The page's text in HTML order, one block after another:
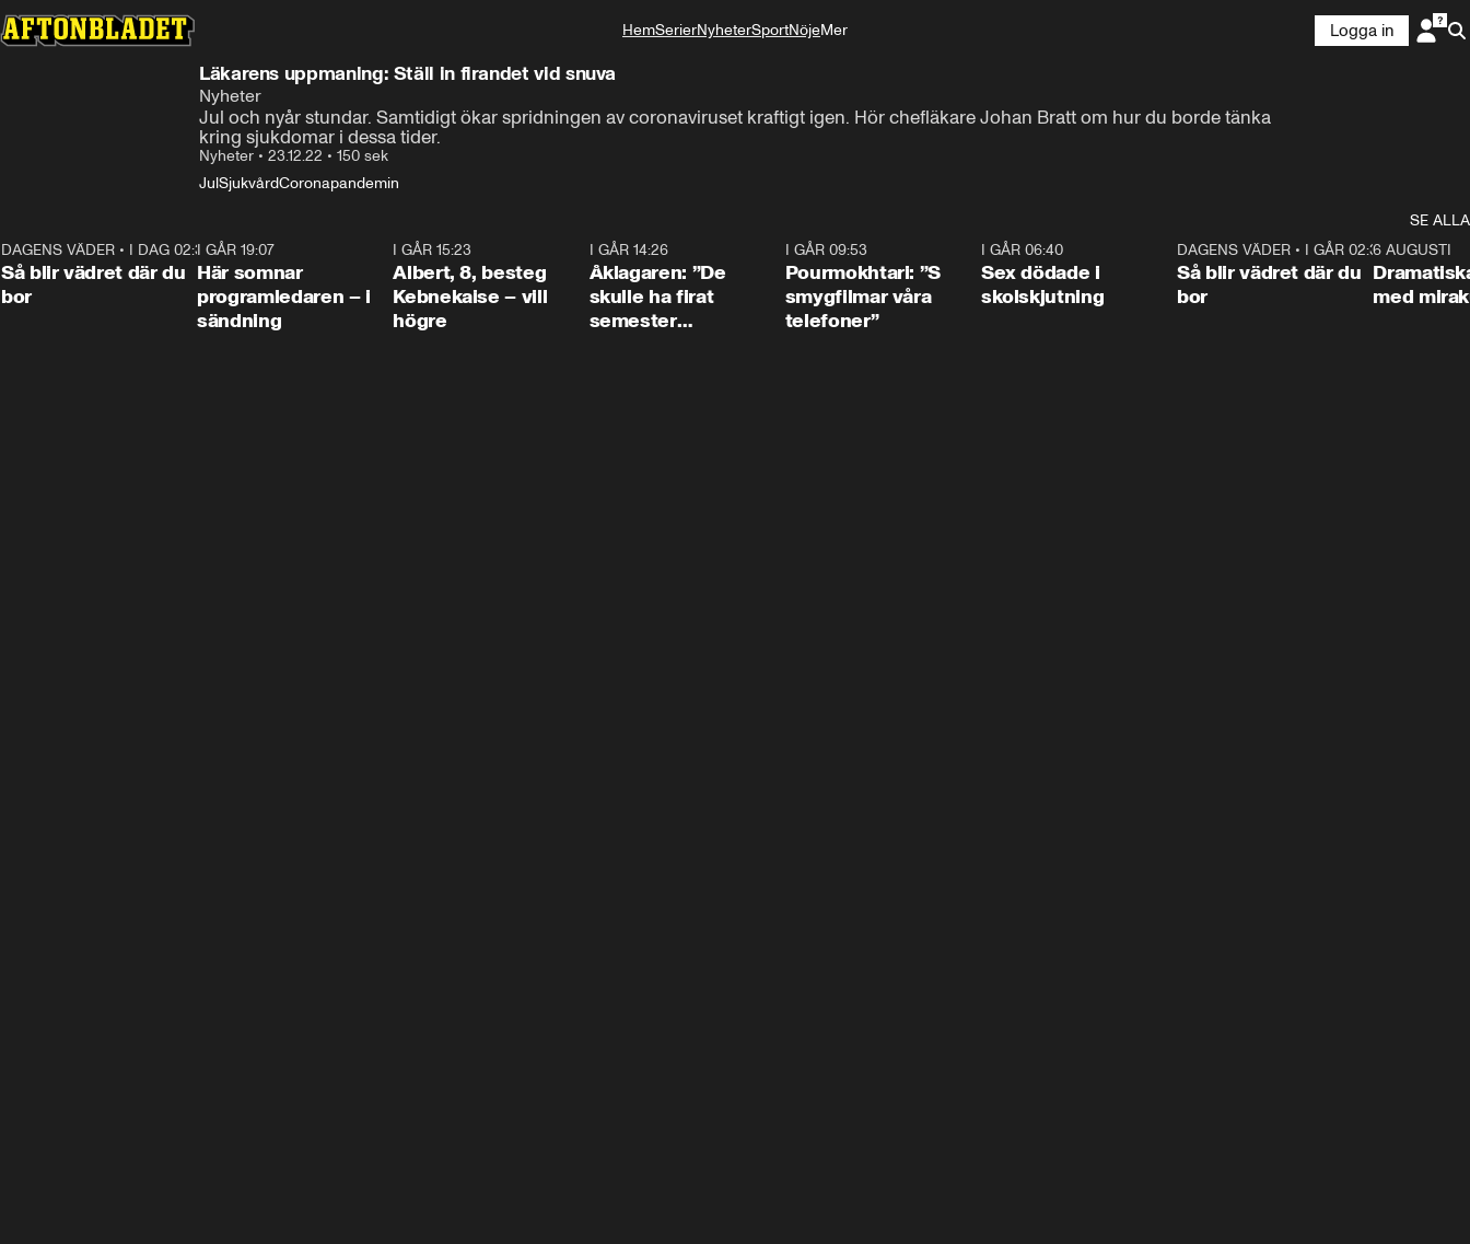
HemSerierNyheterSportNöjeMer
Logga in
Läkarens uppmaning: Ställ in firandet vid snuva
Nyheter
Jul och nyår stundar. Samtidigt ökar spridningen av coronaviruset kraftigt igen. Hör chefläkare Johan Bratt om hur du borde tänka
kring sjukdomar i dessa tider.
Nyheter • 23.12.22 • 150 sek
JulSjukvårdCoronapandemin
SE ALLA
1:06
DAGENS VÄDER • I DAG 02:30
Så blir vädret där du
bor
I GÅR 19:07
Här somnar
programledaren – i
sändning
I GÅR 15:23
Albert, 8, besteg
Kebnekaise – vill
högre
I GÅR 14:26
Åklagaren: ”De
skulle ha firat
semester
I GÅR 09:53
Pourmokhtari: ”S
smygfilmar våra
telefoner”
I GÅR 06:40
Sex dödade i
skolskjutning
1:06
DAGENS VÄDER • I GÅR 02:30
Så blir vädret där du
bor
6 AUGUSTI
med